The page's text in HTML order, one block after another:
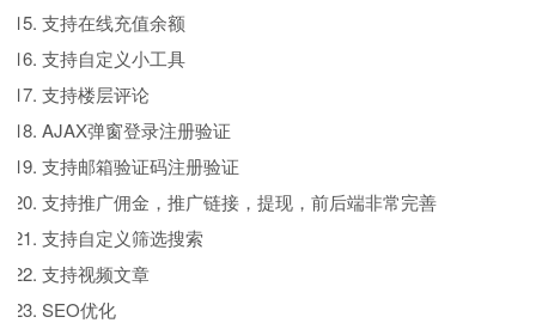
支持在线充值余额
支持自定义小工具
支持楼层评论
AJAX弹窗登录注册验证
支持邮箱验证码注册验证
支持推广佣金，推广链接，提现，前后端非常完善
支持自定义筛选搜索
支持视频文章
SEO优化